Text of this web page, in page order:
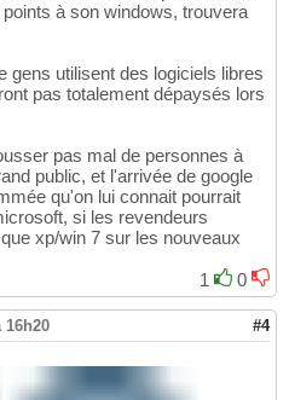
à son windows, trouvera
gens utilisent des logiciels libres
pas totalement dépaysés lors
pas mal de personnes à
public, et l'arrivée de google
qu'on lui connait pourrait
si les revendeurs
xp/win 7 sur les nouveaux
1
0
16h20 #4